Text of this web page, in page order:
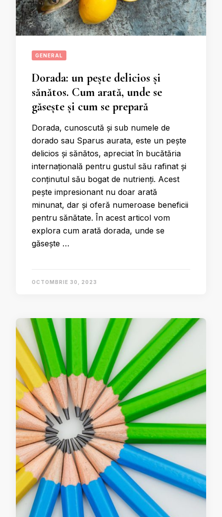
GENERAL
Dorada: un pește delicios și
sănătos. Cum arată, unde se
găsește și cum se prepară
Dorada, cunoscută și sub numele de
dorado sau Sparus aurata, este un pește
delicios și sănătos, apreciat în bucătăria
internațională pentru gustul său rafinat și
conținutul său bogat de nutrienți. Acest
pește impresionant nu doar arată
minunat, dar și oferă numeroase beneficii
pentru sănătate. În acest articol vom
explora cum arată dorada, unde se
găsește …
OCTOMBRIE 30, 2023